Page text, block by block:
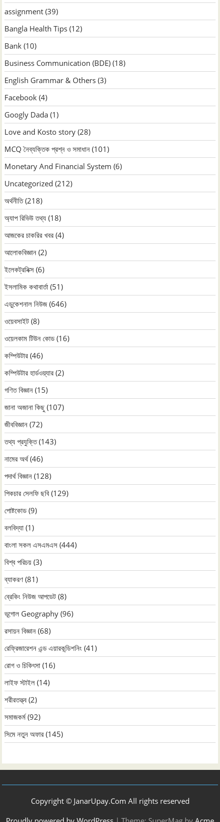
assignment (39)
Bangla Health Tips (12)
Bank (10)
Business Communication (BDE) (18)
English Grammar & Others (3)
Facebook (4)
Googly Dada (1)
Love and Kosto story (28)
MCQ নৈব্যক্তিক প্রশ্ন ও সমাধান (101)
Monetary And Financial System (6)
Uncategorized (212)
অর্থনীতি(218)
অ্যাপ রিভিউ তথ্য (18)
আজকের চাকরির খবর (4)
আলোকবিজ্ঞান (2)
ইলেকট্রনিক্স (6)
ইসলামিক কথাবার্তা (51)
এডুকেশনাল নিউজ (646)
ওয়েবসাইট (8)
ওয়েলকাম টিউন কোড (16)
কম্পিউটার (46)
কম্পিউটার হার্ডওয়্যার (2)
গণিত বিজ্ঞান (15)
জানা অজানা কিছু (107)
জীববিজ্ঞান (72)
তথ্য প্রযুক্তি(143)
নামের অর্থ(46)
পদার্থ বিজ্ঞান (128)
পিকচার সেলফি ছবি (129)
পোষ্টকোড (9)
বলবিদ্যা (1)
বাংলা সকল এসএমএস (444)
বিশ্ব পরিচয় (3)
ব্যাকরণ (81)
ব্রেকিং নিউজ আপডেট (8)
ভূগোল Geography (96)
রসায়ন বিজ্ঞান (68)
রেফ্রিজারেশন এন্ড এয়ারকন্ডিশনিং (41)
রোগ ও চিকিৎসা (16)
লাইফ স্টাইল (14)
শরীরতত্ত্ব (2)
সমাজকর্ম(92)
সিমে নতুন ‍অফার (145)
Copyright © JanarUpay.Com All rights reserved